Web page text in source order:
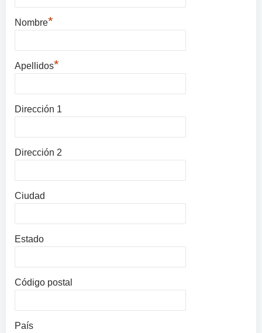
Nombre*
Apellidos*
Dirección 1
Dirección 2
Ciudad
Estado
Código postal
País